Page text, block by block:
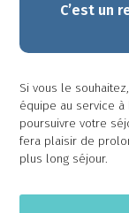
C’est un
Si vous le
équipe au service
poursuivre votre
fera plaisir de
plus long séjour.